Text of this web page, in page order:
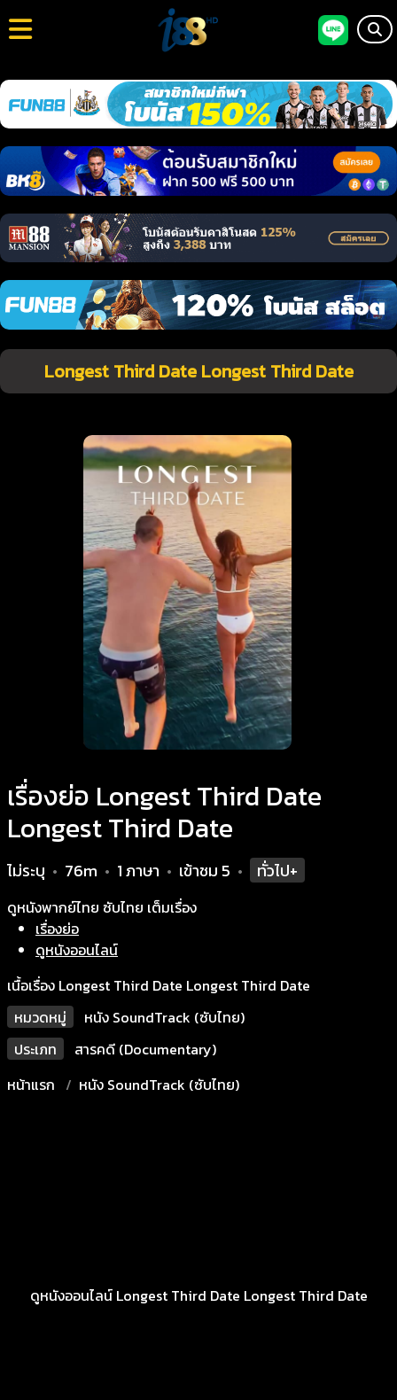
Longest Third Date Longest Third Date
เรื่องย่อ Longest Third Date
Longest Third Date
ไม่ระบุ • 76m • 1 ภาษา • เข้าชม 5 • ทั่วไป+
ดูหนังพากย์ไทย ซับไทย เต็มเรื่อง
เรื่องย่อ
ดูหนังออนไลน์
เนื้อเรื่อง Longest Third Date Longest Third Date
หมวดหมู่
หนัง SoundTrack (ซับไทย)
ประเภท
สารคดี (Documentary)
หน้าแรก
หนัง SoundTrack (ซับไทย)
ดูหนังออนไลน์ Longest Third Date Longest Third Date